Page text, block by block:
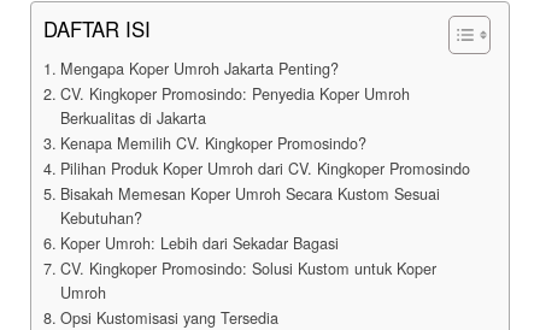
DAFTAR ISI
Mengapa Koper Umroh Jakarta Penting?
CV. Kingkoper Promosindo: Penyedia Koper Umroh
Berkualitas di Jakarta
Kenapa Memilih CV. Kingkoper Promosindo?
Pilihan Produk Koper Umroh dari CV. Kingkoper Promosindo
Bisakah Memesan Koper Umroh Secara Kustom Sesuai
Kebutuhan?
Koper Umroh: Lebih dari Sekadar Bagasi
CV. Kingkoper Promosindo: Solusi Kustom untuk Koper
Umroh
Opsi Kustomisasi yang Tersedia